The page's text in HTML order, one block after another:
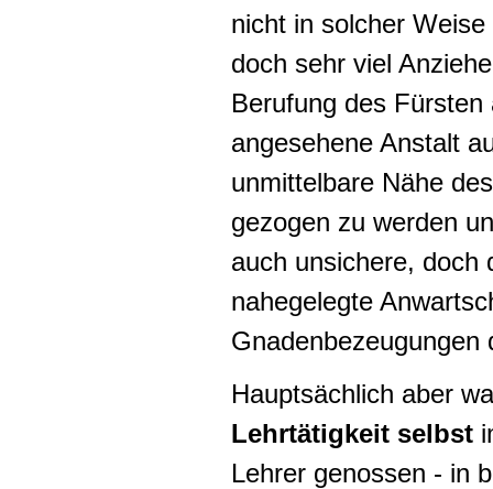
nicht in solcher
doch sehr viel
Berufung des
angesehene Anstalt
unmittelbare Nähe
gezogen zu werden
auch unsichere, doch
nahegelegte
Hauptsächlich aber
Lehrtätigkeit selbst
Lehrer genossen - in